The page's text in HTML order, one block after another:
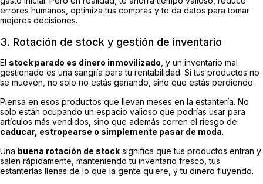
errores humanos, optimiza tus compras y te da datos para tomar
mejores decisiones.
3. Rotación de stock y gestión de inventario
El stock parado es dinero inmovilizado , y un inventario mal
gestionado es una sangría para tu rentabilidad. Si tus productos no
se mueven, no solo no estás ganando, sino que estás perdiendo.
Piensa en esos productos que llevan meses en la estantería. No
solo están ocupando un espacio valioso que podrías usar para
artículos más vendidos, sino que además corren el riesgo de
caducar, estropearse o simplemente pasar de moda.
Una buena rotación de stock significa que tus productos entran y
salen rápidamente, manteniendo tu inventario fresco, tus
estanterías llenas de lo que la gente quiere, y tu dinero fluyendo.